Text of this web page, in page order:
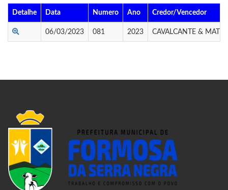
Detalhe Data Numero Ano Credor/Vencedor
06/03/2023 081 2023 CAVALCANTE &